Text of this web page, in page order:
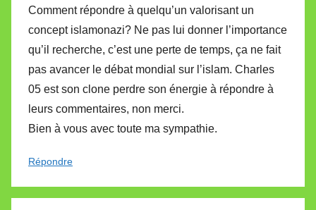
Comment répondre à quelqu’un valorisant un
concept islamonazi? Ne pas lui donner l’importance
qu’il recherche, c’est une perte de temps, ça ne fait
pas avancer le débat mondial sur l’islam. Charles
05 est son clone perdre son énergie à répondre à
leurs commentaires, non merci.
Bien à vous avec toute ma sympathie.
Répondre